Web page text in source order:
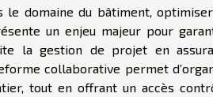
le domaine du bâtiment,
un enjeu majeur pour
la gestion de projet en
collaborative permet
tout en offrant un accès